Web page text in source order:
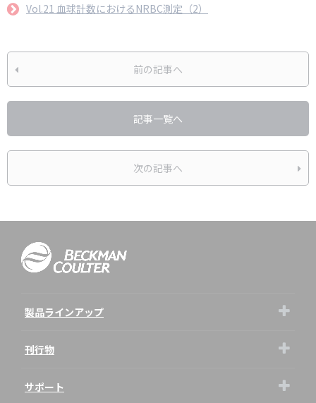
Vol.21 血球計数におけるNRBC測定（2）
前の記事へ
記事一覧へ
次の記事へ
製品ラインアップ
刊行物
サポート